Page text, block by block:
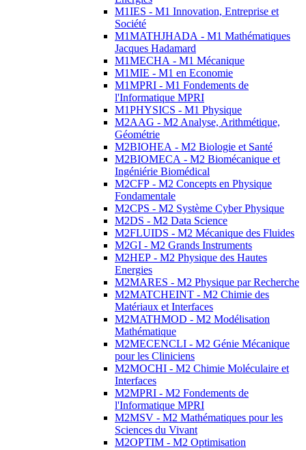
M1IES - M1 Innovation, Entreprise et
Société
M1MATHJHADA - M1 Mathématiques
Jacques Hadamard
M1MECHA - M1 Mécanique
M1MIE - M1 en Economie
M1MPRI - M1 Fondements de
l'Informatique MPRI
M1PHYSICS - M1 Physique
M2AAG - M2 Analyse, Arithmétique,
Géométrie
M2BIOHEA - M2 Biologie et Santé
M2BIOMECA - M2 Biomécanique et
Ingéniérie Biomédical
M2CFP - M2 Concepts en Physique
Fondamentale
M2CPS - M2 Système Cyber Physique
M2DS - M2 Data Science
M2FLUIDS - M2 Mécanique des Fluides
M2GI - M2 Grands Instruments
M2HEP - M2 Physique des Hautes
Energies
M2MARES - M2 Physique par Recherche
M2MATCHEINT - M2 Chimie des
Matériaux et Interfaces
M2MATHMOD - M2 Modélisation
Mathématique
M2MECENCLI - M2 Génie Mécanique
pour les Cliniciens
M2MOCHI - M2 Chimie Moléculaire et
Interfaces
M2MPRI - M2 Fondements de
l'Informatique MPRI
M2MSV - M2 Mathématiques pour les
Sciences du Vivant
M2OPTIM - M2 Optimisation